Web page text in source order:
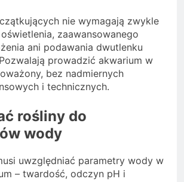
nie wymagają zwykle
zaawansowanego
ani podawania dwutlenku
prowadzić akwarium w
bez nadmiernych
i technicznych.
rośliny do
wody
uwzględniać parametry wody w
– twardość, odczyn pH i